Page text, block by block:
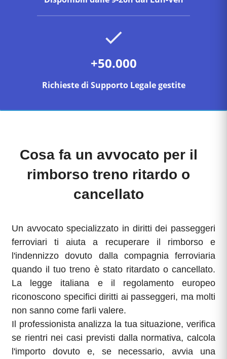
+50.000
Richieste di Supporto Legale gestite
Cosa fa un avvocato per il
rimborso treno ritardo o
cancellato
Un avvocato specializzato in diritti dei passeggeri
ferroviari ti aiuta a recuperare il rimborso e
l'indennizzo dovuto dalla compagnia ferroviaria
quando il tuo treno è stato ritardato o cancellato.
La legge italiana e il regolamento europeo
riconoscono specifici diritti ai passeggeri, ma molti
non sanno come farli valere.
Il professionista analizza la tua situazione, verifica
se rientri nei casi previsti dalla normativa, calcola
l'importo dovuto e, se necessario, avvia una